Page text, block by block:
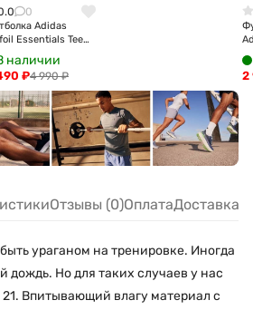
0
Adidas
Essentials Tee
наличии
4 990₽
₽ 2
Отзывы (0)ОплатаДоставка
ураганом на тренировке. Иногда
дождь. Но для таких случаев у нас
21. Впитывающий влагу материал с